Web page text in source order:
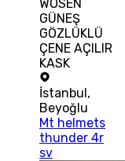
WOSEN
GÜNEŞ
GÖZLÜKLÜ
ÇENE AÇILIR
KASK
İstanbul,
Beyoğlu
Mt helmets
thunder 4r
sv